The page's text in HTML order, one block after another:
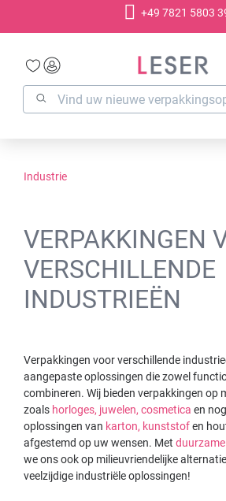
+49 7821 5803
Industrie
VERPAKKINGEN
VERSCHILLENDE
INDUSTRIEËN
Verpakkingen voor verschillende
aangepaste oplossingen die zowel
combineren. Wij bieden verpakkingen op
zoals horloges, juwelen, cosmetica en
oplossingen van karton, kunststofen
afgestemd op uw wensen. Met
we ons ook op milieuvriendelijke
veelzijdige industriële oplossingen!